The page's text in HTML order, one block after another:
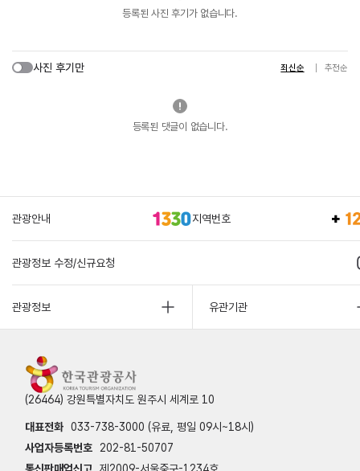
등록된 사진 후기가 없습니다.
사진 후기만 최신순 추천순
등록된 댓글이 없습니다.
관광안내 지역번호
관광정보 수정/신규요청
관광정보 유관기관
(26464) 강원특별자치도 원주시 세계로 10
대표전화 033-738-3000 (유료, 평일 09시~18시)
사업자등록번호
202-81-50707